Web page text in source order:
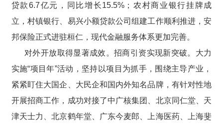
贷款6.7亿元，同比增长15.5%；农村商业银行挂牌成
立，村镇银行、易兴小额贷款公司组建工作顺利推进，安
邦保险正式进驻桓仁，现代金融服务体系更加完善。
对外开放取得显著成效。招商引资实现新突破。大力
实施“项目年”活动，坚持以项目为抓手，围绕主导产业，
紧紧盯住大国企、大民企和国内外知名品牌，有针对性地
开展招商工作，成功对接了中广核集团、北京同仁堂、天
津天士力、北京鹤年堂、广东今麦郎、上海医药、上海斐